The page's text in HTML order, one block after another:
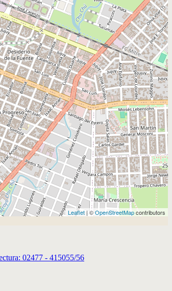
Leaflet | ©OpenStreetMapcontributors
02477 - 415055/56